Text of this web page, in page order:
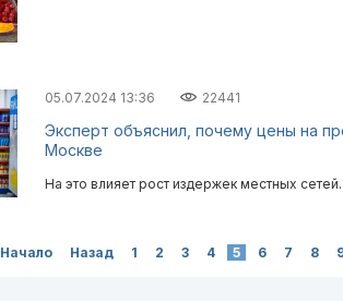
05.07.2024 13:36 22441
Эксперт объяснил, почему цены на
Москве
На это влияет рост издержек местных
Начало Назад 1 2 3 4 5 6 7 8